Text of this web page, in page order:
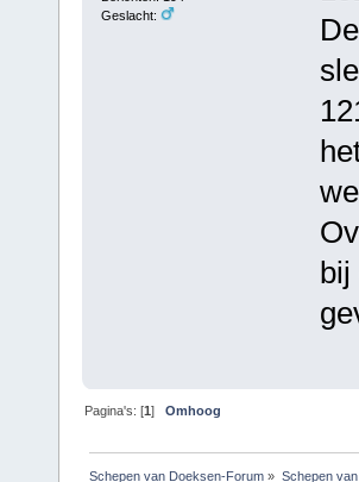
Geslacht:
bij
Pagina's: [1]Omhoog
Schepen van Doeksen-Forum » Schepen